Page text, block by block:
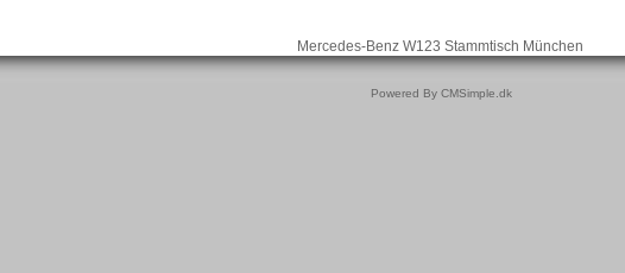
Mercedes-Benz W123 Stammtisch München
Powered By CMSimple.dk